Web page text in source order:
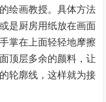
绘画教授。具体方法
是厨房用纸放在画面
掌在上面轻轻地摩擦
顶层多余的颜料，让
轮廓线，这样就为接